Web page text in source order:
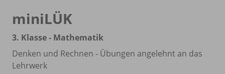
miniLÜK
3. Klasse - Mathematik
Denken und Rechnen - Übungen angelehnt an das
Lehrwerk